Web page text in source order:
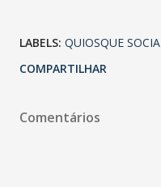
LABELS: QUIOSQUE
COMPARTILHAR
Comentários